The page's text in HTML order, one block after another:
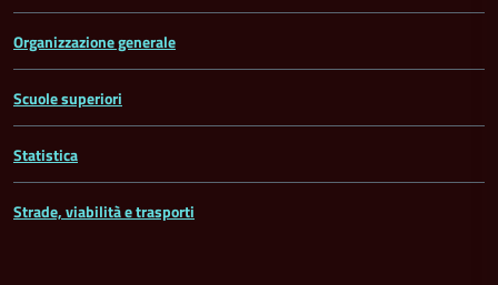
Organizzazione generale
Scuole superiori
Statistica
Strade, viabilità e trasporti